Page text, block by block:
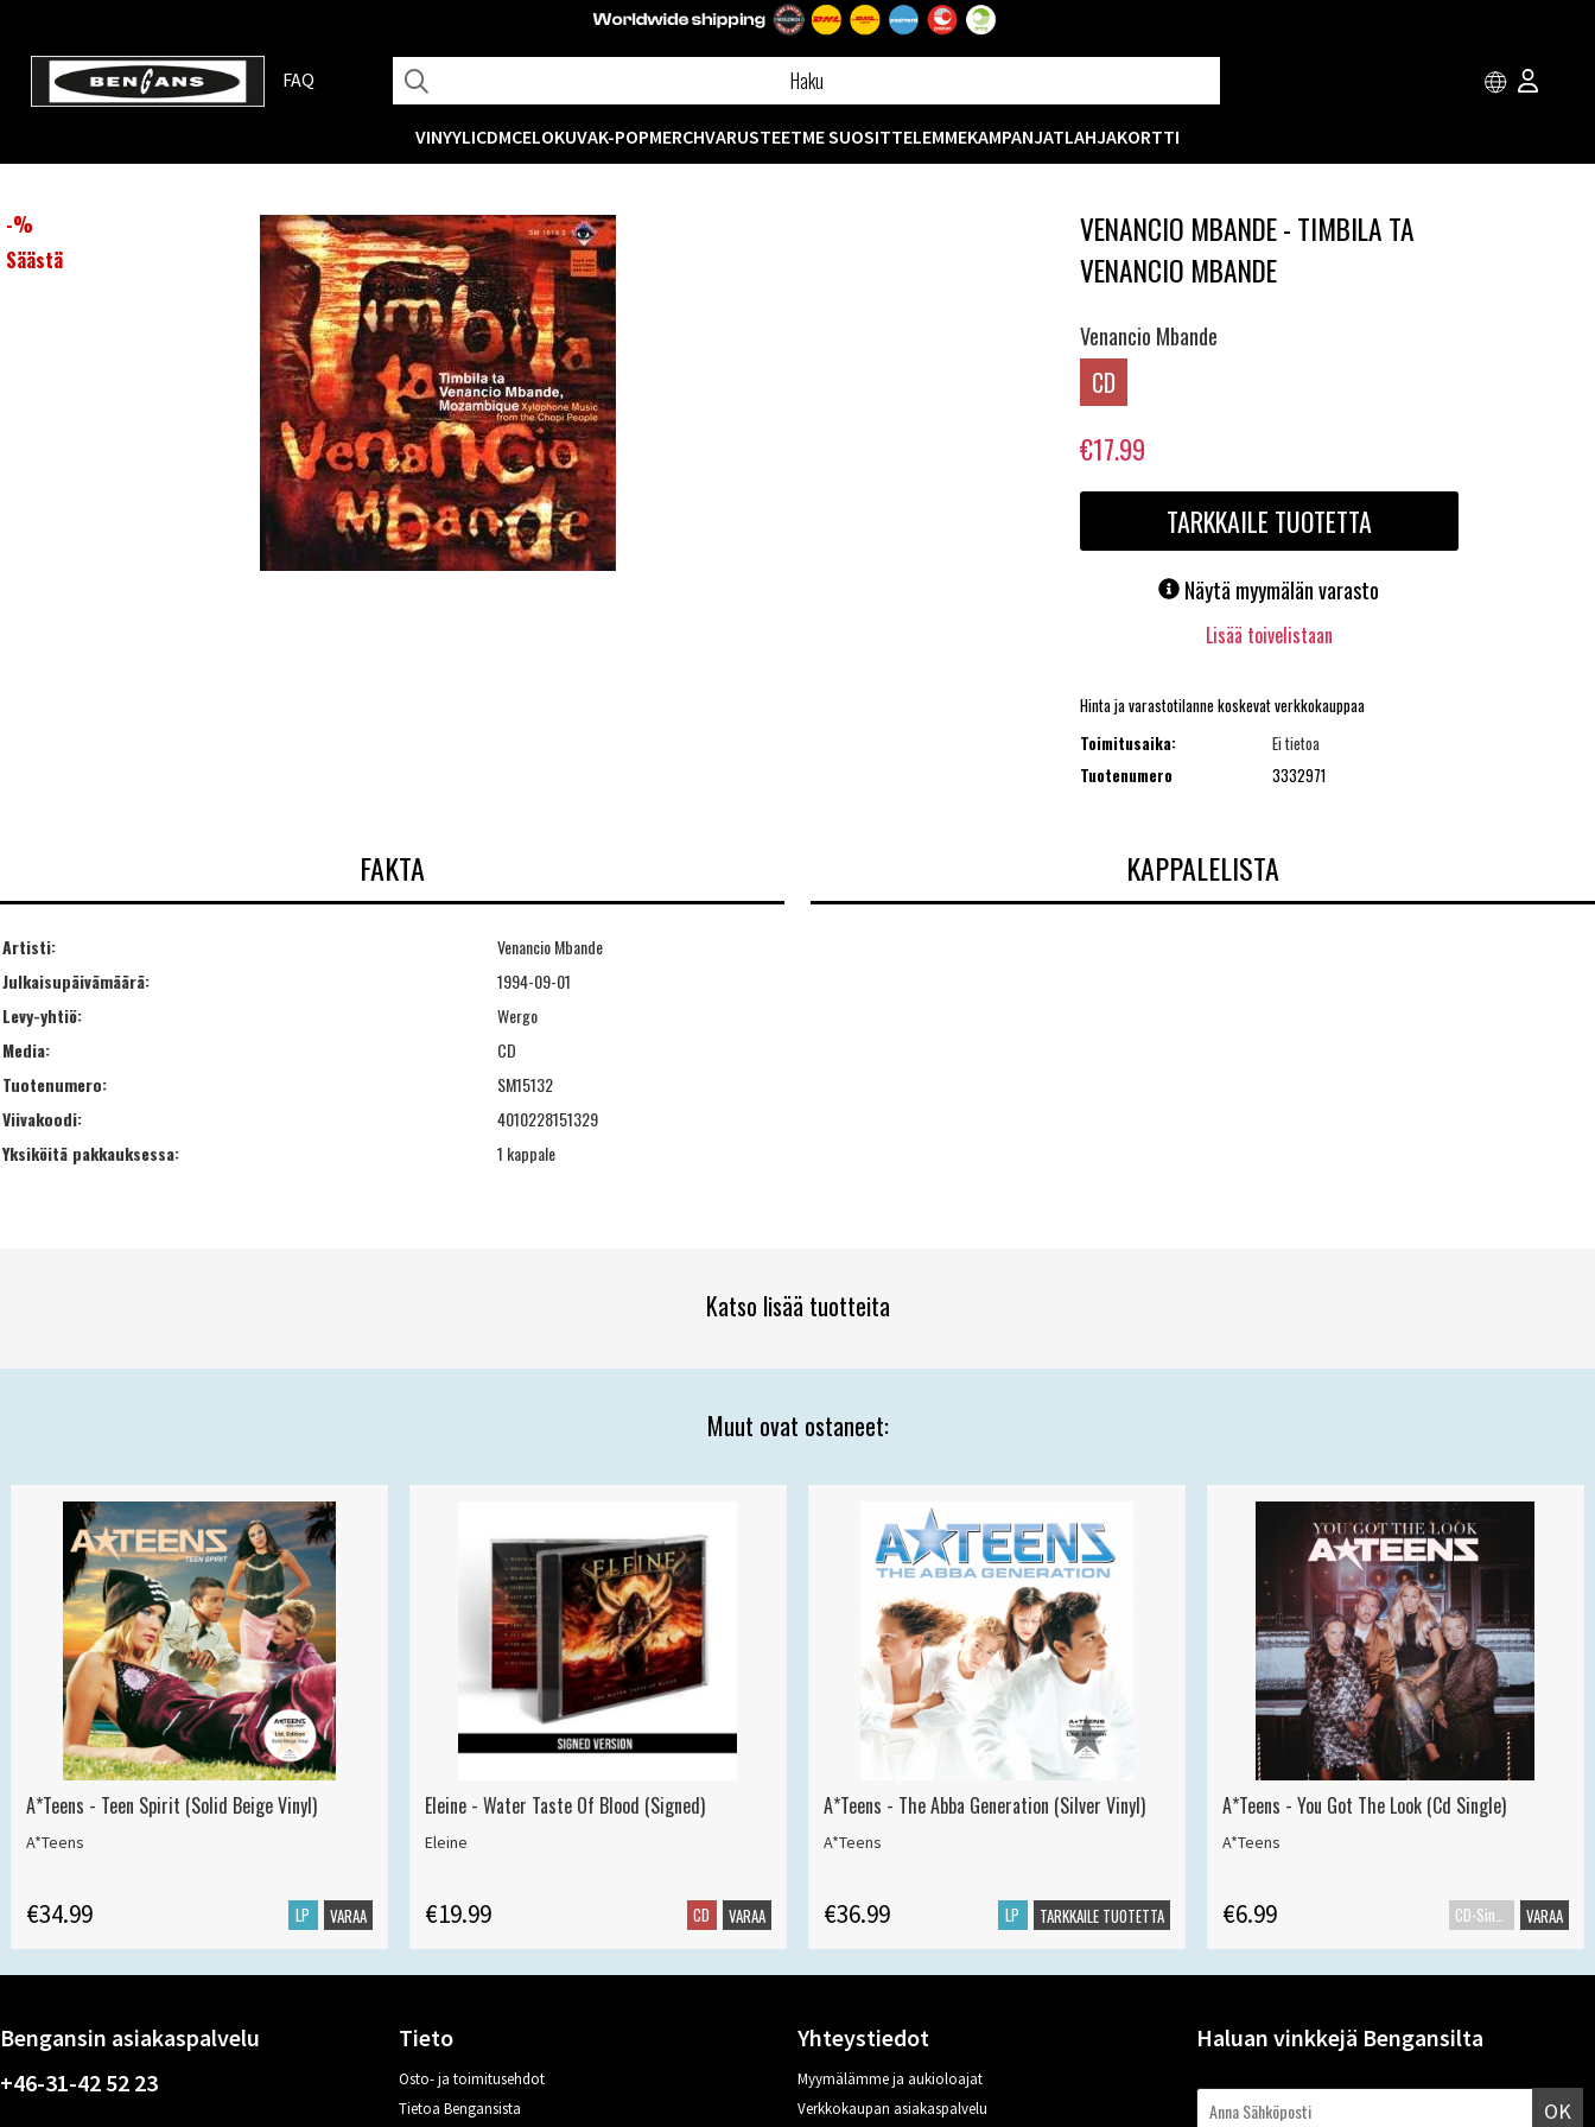
FAQ
VINYYLICDMCELOKUVAK-POPMERCHVARUSTEETME SUOSITTELEMMEKAMPANJATLAHJAKORTTI
-%
Säästä
VENANCIO MBANDE - TIMBILA TA
VENANCIO MBANDE
Venancio Mbande
CD
€17.99
TARKKAILE TUOTETTA
Näytä myymälän varasto
Lisää toivelistaan
Hinta ja varastotilanne koskevat verkkokauppaa
Toimitusaika:
Ei tietoa
Tuotenumero
3332971
FAKTA
Artisti:
Venancio Mbande
Julkaisupäivämäärä:
1994-09-01
Levy-yhtiö:
Wergo
Media:
CD
Tuotenumero:
SM15132
Viivakoodi:
4010228151329
Yksiköitä pakkauksessa:
1 kappale
KAPPALELISTA
Katso lisää tuotteita
Muut ovat ostaneet:
A*Teens - Teen Spirit (Solid Beige Vinyl)
A*Teens
€34.99 LP VARAA
Eleine - Water Taste Of Blood (Signed)
Eleine
€19.99 CD VARAA
A*Teens - The Abba Generation (Silver Vinyl)
A*Teens
€36.99 LP TARKKAILE TUOTETTA
A*Teens - You Got The Look (Cd Single)
A*Teens
€6.99 CD-Single VARAA
Bengansin asiakaspalvelu
+46-31-42 52 23
Tieto
Osto- ja toimitusehdot
Tietoa Bengansista
Yhteystiedot
Myymälämme ja aukioloajat
Verkkokaupan asiakaspalvelu
Haluan vinkkejä Bengansilta
OK